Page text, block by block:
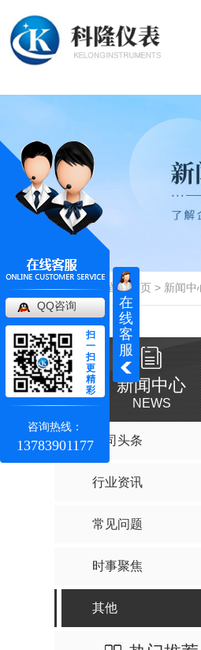
当前位置：首页 > 新闻中
新闻中心
NEWS
公司头条
行业资讯
常见问题
时事聚焦
其他
在
线
客
服
QQ咨询
扫
一
扫
更
精
彩
咨询热线：
13783901177